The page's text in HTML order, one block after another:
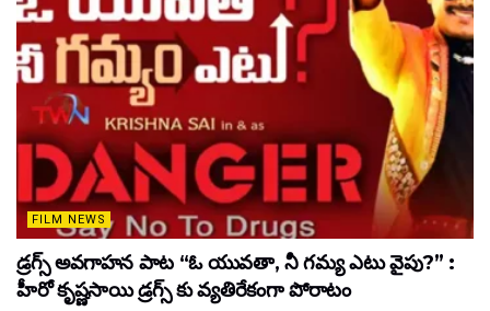
FILM NEWS
డ్రగ్స్ అవగాహన పాట “ఓ యువతా, నీ గమ్య ఎటు వైపు?” :
హీరో కృష్ణసాయి డ్రగ్స్ కు వ్యతిరేకంగా పోరాటం